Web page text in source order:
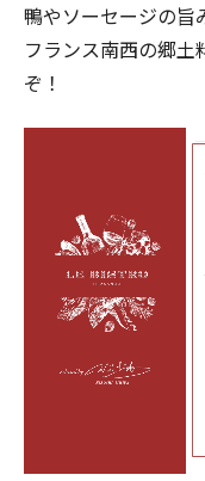
鴨やソーセージの旨
フランス南西の郷土
ぞ！